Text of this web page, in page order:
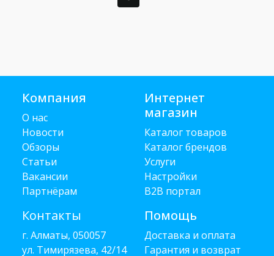
Компания
О нас
Новости
Обзоры
Статьи
Вакансии
Партнёрам
Контакты
г. Алматы, 050057
ул. Тимирязева, 42/14
Интернет
магазин
Каталог товаров
Каталог брендов
Услуги
Настройки
B2B портал
Помощь
Доставка и оплата
Гарантия и возврат